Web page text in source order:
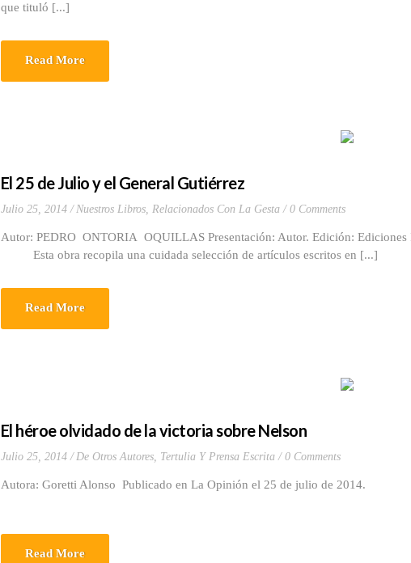
que tituló [...]
Read More
El 25 de Julio y el General Gutiérrez
Julio 25, 2014 Nuestros Libros, Relacionados Con La Gesta 0 Comments
Autor: PEDRO ONTORIA OQUILLAS Presentación: Autor. Edición:
Esta obra recopila una cuidada selección de artículos escritos en [...]
Read More
El héroe olvidado de la victoria sobre Nelson
Julio 25, 2014 De Otros Autores, Tertulia Y Prensa Escrita 0 Comments
Autora: Goretti Alonso Publicado en La Opinión el 25 de julio de 2014.
Read More